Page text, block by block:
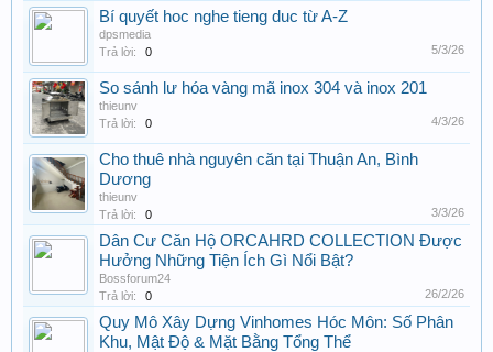
Bí quyết hoc nghe tieng duc từ A-Z
dpsmedia
Trả lời:
0 5/3/26
So sánh lư hóa vàng mã inox 304 và inox 201
thieunv
Trả lời:
0 4/3/26
Cho thuê nhà nguyên căn tại Thuận An, Bình
Dương
thieunv
Trả lời:
0 3/3/26
Dân Cư Căn Hộ ORCAHRD COLLECTION Được
Hưởng Những Tiện Ích Gì Nổi Bật?
Bossforum24
Trả lời:
0 26/2/26
Quy Mô Xây Dựng Vinhomes Hóc Môn: Số Phân
Khu, Mật Độ & Mặt Bằng Tổng Thể